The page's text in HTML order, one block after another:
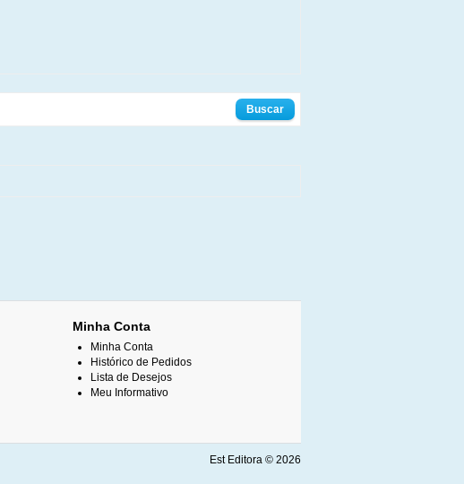
Minha Conta
Minha Conta
Histórico de Pedidos
Lista de Desejos
Meu Informativo
Est Editora © 2026